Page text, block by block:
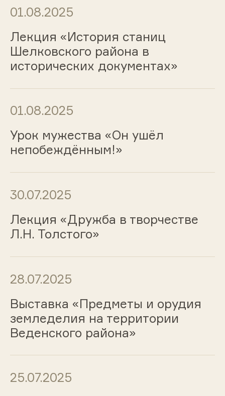
01.08.2025
Лекция «История станиц
Шелковского района в
исторических документах»
01.08.2025
Урок мужества «Он ушёл
непобеждённым!»
30.07.2025
Лекция «Дружба в творчестве
Л.Н. Толстого»
28.07.2025
Выставка «Предметы и орудия
земледелия на территории
Веденского района»
25.07.2025